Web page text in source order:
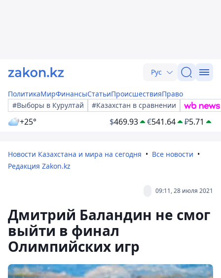
Рус
ПолитикаМирФинансыСтатьиПроисшествияПраво
#Выборы в Курултай
#Казахстан в сравнении
+25° $469.93 €541.64 ₽5.71
Новости Казахстана и мира на сегодня
Все новости
Редакция Zakon.kz
09:11, 28 июля 2021
Дмитрий Баландин не смог
выйти в финал
Олимпийских игр